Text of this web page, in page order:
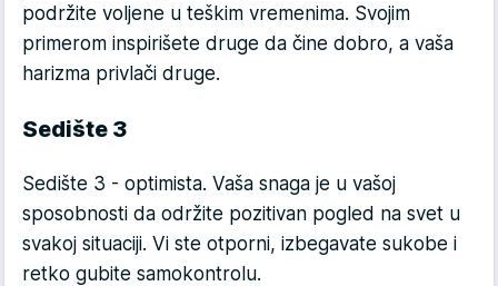
podržite voljene u teškim vremenima. Svojim
primerom inspirišete druge da čine dobro, a vaša
harizma privlači druge.
Sedište 3
Sedište 3 - optimista. Vaša snaga je u vašoj
sposobnosti da održite pozitivan pogled na svet u
svakoj situaciji. Vi ste otporni, izbegavate sukobe i
retko gubite samokontrolu.